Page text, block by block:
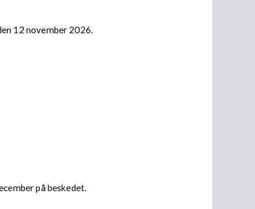
12 november 2026.
på beskedet.